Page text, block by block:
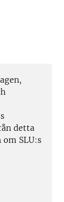
detta
SLU:s